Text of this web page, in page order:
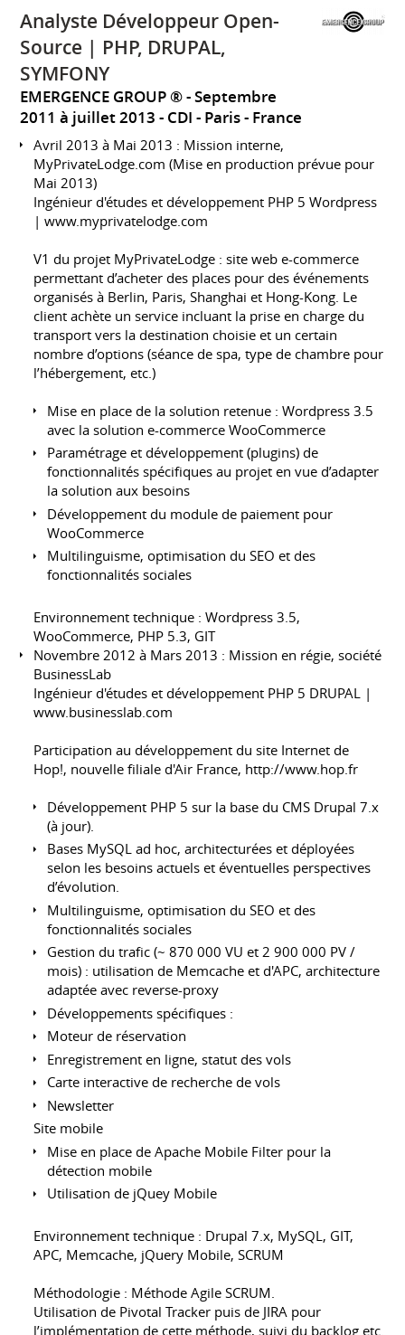
Analyste Développeur Open-
Source | PHP, DRUPAL,
SYMFONY
EMERGENCE GROUP ®
Septembre
2011 à juillet 2013 CDI Paris France
Avril 2013 à Mai 2013 : Mission interne,
MyPrivateLodge.com (Mise en production prévue pour
Mai 2013)
Ingénieur d'études et développement PHP 5 Wordpress
|www.myprivatelodge.com
V1 du projet MyPrivateLodge : site web e-commerce
permettant d’acheter des places pour des événements
organisés à Berlin, Paris, Shanghai et Hong-Kong. Le
client achète un service incluant la prise en charge du
transport vers la destination choisie et un certain
nombre d’options (séance de spa, type de chambre pour
l’hébergement, etc.)
Mise en place de la solution retenue : Wordpress 3.5
avec la solution e-commerce WooCommerce
Paramétrage et développement (plugins) de
fonctionnalités spécifiques au projet en vue d’adapter
la solution aux besoins
Développement du module de paiement pour
WooCommerce
Multilinguisme, optimisation du SEO et des
fonctionnalités sociales
Environnement technique : Wordpress 3.5,
WooCommerce, PHP 5.3, GIT
Novembre 2012 à Mars 2013 : Mission en régie, société
BusinessLab
Ingénieur d'études et développement PHP 5 DRUPAL |
www.businesslab.com
Participation au développement du site Internet de
Hop!, nouvelle filiale d'Air France, http://www.hop.fr
Développement PHP 5 sur la base du CMS Drupal 7.x
(à jour).
Bases MySQL ad hoc, architecturées et déployées
selon les besoins actuels et éventuelles perspectives
d’évolution.
Multilinguisme, optimisation du SEO et des
fonctionnalités sociales
Gestion du trafic (~ 870 000 VU et 2 900 000 PV /
mois) : utilisation de Memcache et d'APC, architecture
adaptée avec reverse-proxy
Développements spécifiques :
Moteur de réservation
Enregistrement en ligne, statut des vols
Carte interactive de recherche de vols
Newsletter
Site mobile
Mise en place de Apache Mobile Filter pour la
détection mobile
Utilisation de jQuey Mobile
Environnement technique : Drupal 7.x, MySQL, GIT,
APC, Memcache, jQuery Mobile, SCRUM
Méthodologie : Méthode Agile SCRUM.
Utilisation de Pivotal Tracker puis de JIRA pour
l’implémentation de cette méthode, suivi du backlog etc.